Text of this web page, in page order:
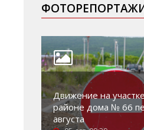
Движение на
районе дома № 66
августа